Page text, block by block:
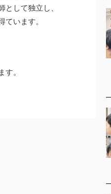
して独立し、
います。
。